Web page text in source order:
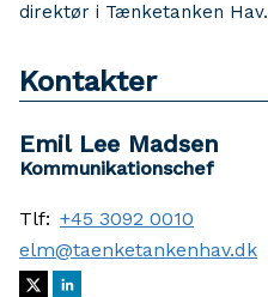
direktør i Tænketanken Hav.
Kontakter
Emil Lee Madsen
Kommunikationschef
Tlf: +45 3092 0010
elm@taenketankenhav.dk